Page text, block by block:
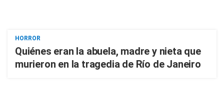
HORROR
Quiénes eran la abuela, madre y nieta que
murieron en la tragedia de Río de Janeiro